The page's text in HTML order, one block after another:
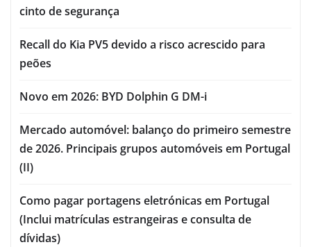
cinto de segurança
Recall do Kia PV5 devido a risco acrescido para
peões
Novo em 2026: BYD Dolphin G DM-i
Mercado automóvel: balanço do primeiro semestre
de 2026. Principais grupos automóveis em Portugal
(II)
Como pagar portagens eletrónicas em Portugal
(Inclui matrículas estrangeiras e consulta de
dívidas)